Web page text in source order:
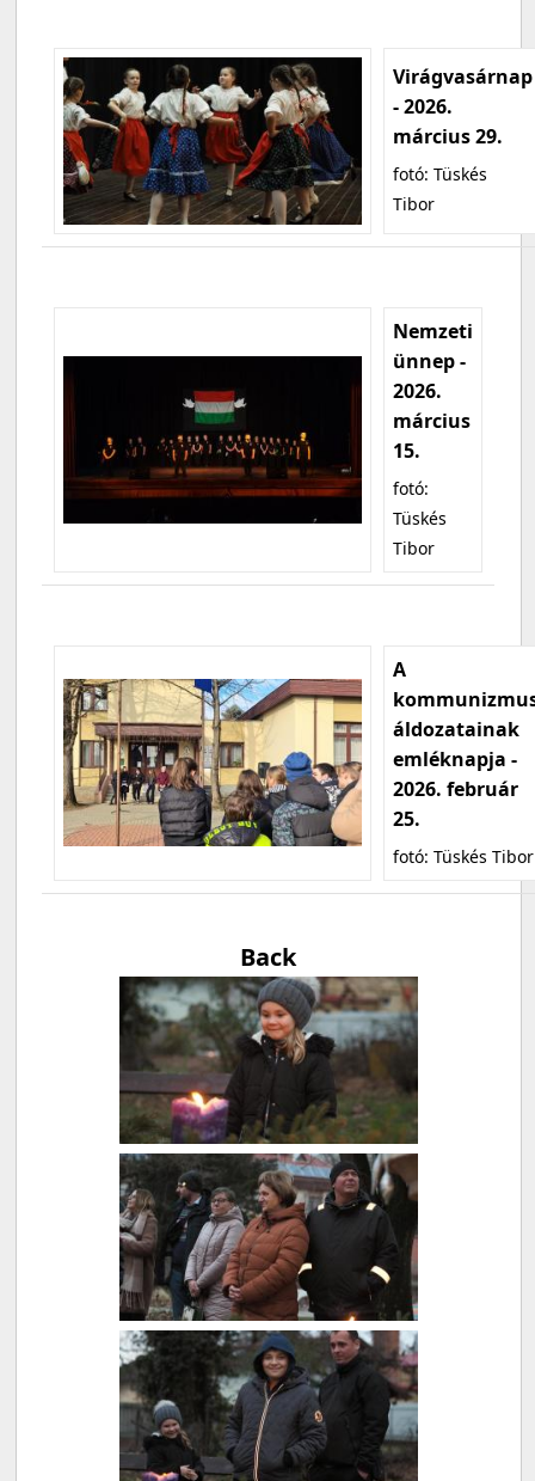
Virágvasárnap
- 2026.
március 29.
fotó: Tüskés
Tibor
Nemzeti
ünnep -
2026.
március
15.
fotó:
Tüskés
Tibor
A
áldozatainak
emléknapja -
2026. február
25.
fotó: Tüskés Tibor
Back